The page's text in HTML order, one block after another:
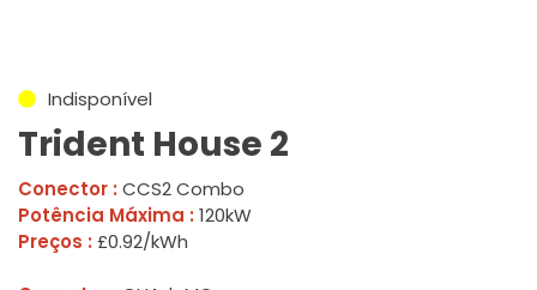
Indisponível
Trident House 2
Conector : CCS2 Combo
Potência Máxima : 120kW
Preços : £0.92/kWh